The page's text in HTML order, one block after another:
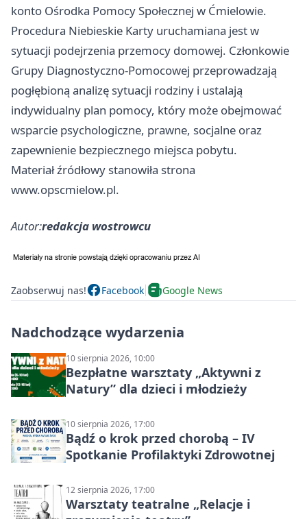
konto Ośrodka Pomocy Społecznej w Ćmielowie.
Procedura Niebieskie Karty uruchamiana jest w
sytuacji podejrzenia przemocy domowej. Członkowie
Grupy Diagnostyczno-Pomocowej przeprowadzają
pogłębioną analizę sytuacji rodziny i ustalają
indywidualny plan pomocy, który może obejmować
wsparcie psychologiczne, prawne, socjalne oraz
zapewnienie bezpiecznego miejsca pobytu.
Materiał źródłowy stanowiła strona
www.opscmielow.pl.
Autor:redakcja wostrowcu
Zaobserwuj nas! Facebook Google News
Nadchodzące wydarzenia
10 sierpnia 2026, 10:00
Bezpłatne warsztaty „Aktywni z
Natury” dla dzieci i młodzieży
10 sierpnia 2026, 17:00
Bądź o krok przed chorobą – IV
Spotkanie Profilaktyki Zdrowotnej
12 sierpnia 2026, 17:00
Warsztaty teatralne „Relacje i